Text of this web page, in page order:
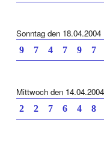
Sonntag den 18.04.2004
9 7 4 7 9
Mittwoch den 14.04.2004
2 2 7 6 4